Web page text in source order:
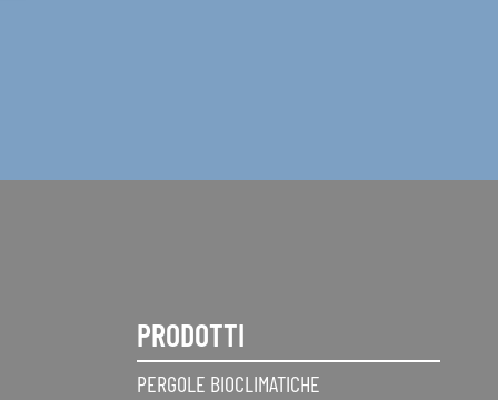
PRODOTTI
PERGOLE BIOCLIMATICHE